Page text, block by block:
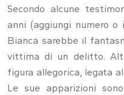
Secondo alcune
anni (aggiungi numero
Bianca sarebbe il
vittima di un delitto.
figura allegorica, legata
Le sue apparizioni